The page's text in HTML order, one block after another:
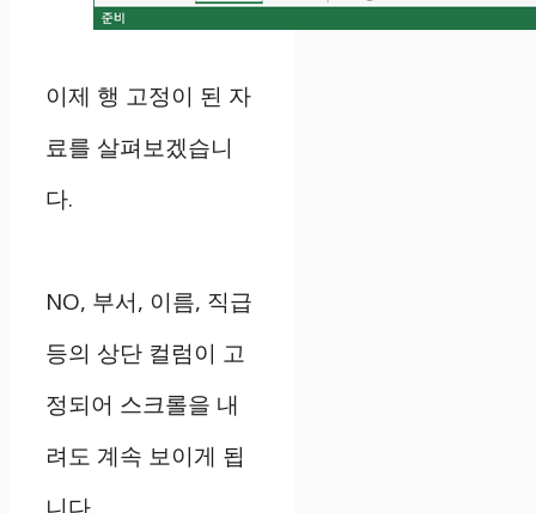
이제 행 고정이 된 자
료를 살펴보겠습니
다.
NO, 부서, 이름, 직급
등의 상단 컬럼이 고
정되어 스크롤을 내
려도 계속 보이게 됩